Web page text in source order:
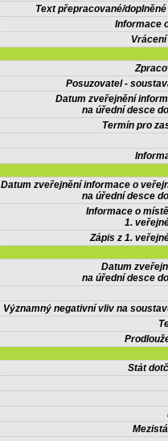
Text přepracované/
Informace
Posuzovatel -
Datum zveřejnění
na úřední desce
Termín pro
Datum zveřejnění informace o
na úřední desce
Informace o
1.
Zápis z 1.
Datum
na úřední desce
Významný negativní vliv na
Stát